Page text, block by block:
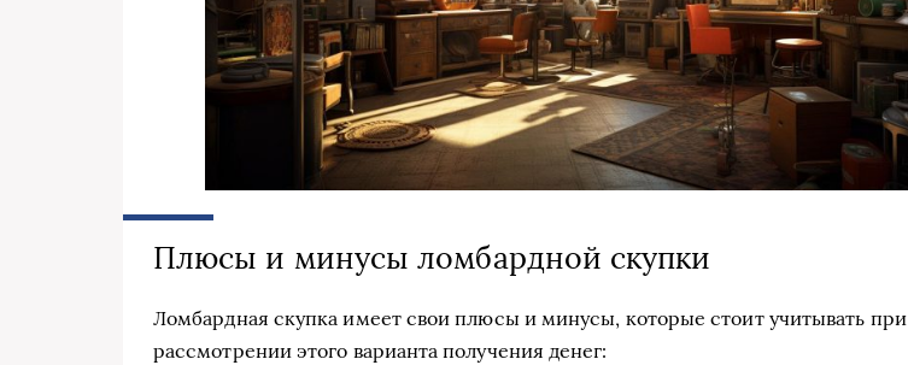
Плюсы и минусы ломбардной скупки
Ломбардная скупка имеет свои плюсы и минусы, которые стоит учитывать при
рассмотрении этого варианта получения денег: